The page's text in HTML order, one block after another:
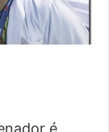
é